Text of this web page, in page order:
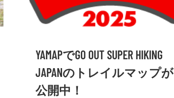
YAMAPでGO OUT SUPER HIKING
JAPANのトレイルマップが
公開中！